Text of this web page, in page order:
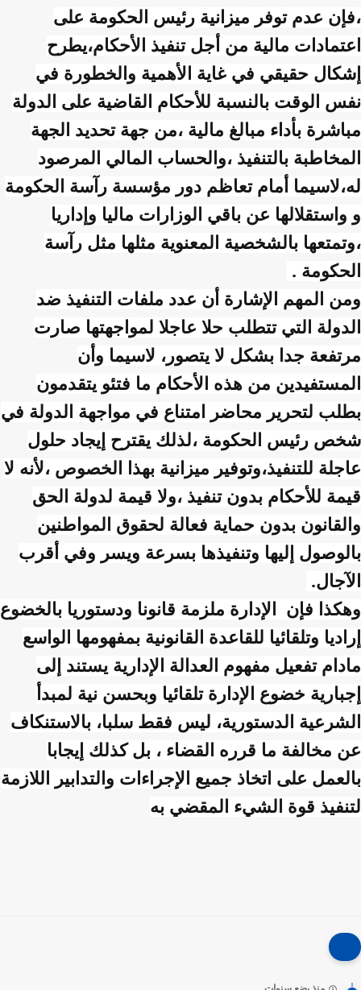
،فإن عدم توفر ميزانية رئيس الحكومة على
اعتمادات مالية من أجل تنفيذ الأحكام،يطرح
إشكال حقيقي في غاية الأهمية والخطورة في
نفس الوقت بالنسبة للأحكام القاضية على الدولة
مباشرة بأداء مبالغ مالية ،من جهة تحديد الجهة
المخاطبة بالتنفيذ ،والحساب المالي المرصود
له،لاسيما أمام تعاظم دور مؤسسة رآسة الحكومة
و واستقلالها عن باقي الوزارات ماليا وإداريا
،وتمتعها بالشخصية المعنوية مثلها مثل رآسة
الحكومة .
ومن المهم الإشارة أن عدد ملفات التنفيذ ضد
الدولة التي تتطلب حلا عاجلا لمواجهتها صارت
مرتفعة جدا بشكل لا يتصور، لاسيما وأن
المستفيدين من هذه الأحكام ما فتئو يتقدمون
بطلب لتحرير محاضر امتناع في مواجهة الدولة في
شخص رئيس الحكومة ،لذلك يقترح إيجاد حلول
عاجلة للتنفيذ،وتوفير ميزانية بهذا الخصوص ،لأنه لا
قيمة للأحكام بدون تنفيذ ،ولا قيمة لدولة الحق
والقانون بدون حماية فعالة لحقوق المواطنين
بالوصول إليها وتنفيذها بسرعة ويسر وفي أقرب
الآجال.
وهكذا فإن الإدارة ملزمة قانونا ودستوريا بالخضوع
إراديا وتلقائيا للقاعدة القانونية بمفهومها الواسع
مادام تفعيل مفهوم العدالة الإدارية يستند إلى
إجبارية خضوع الإدارة تلقائيا وبحسن نية لمبدأ
الشرعية الدستورية، ليس فقط سلبا، بالاستنكاف
عن مخالفة ما قرره القضاء ، بل كذلك إيجابا
بالعمل على اتخاذ جميع الإجراءات والتدابير اللازمة
لتنفيذ قوة الشيء المقضي به